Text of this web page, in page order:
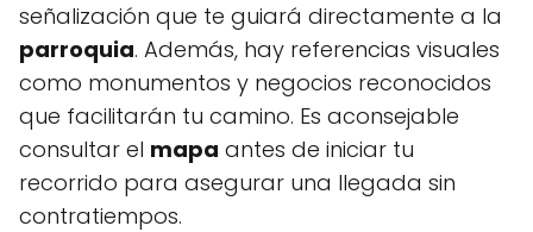
señalización que te guiará directamente a la
parroquia. Además, hay referencias visuales
como monumentos y negocios reconocidos
que facilitarán tu camino. Es aconsejable
consultar el mapa antes de iniciar tu
recorrido para asegurar una llegada sin
contratiempos.